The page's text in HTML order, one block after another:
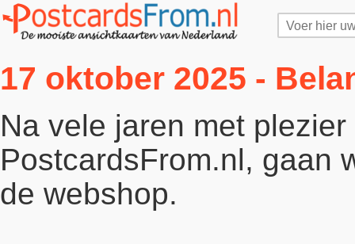
17 oktober 2025 -
Na vele jaren met
PostcardsFrom.nl, gaan
de webshop.